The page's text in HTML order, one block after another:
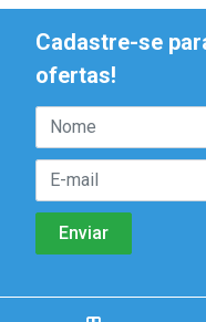
Cadastre-se
ofertas!